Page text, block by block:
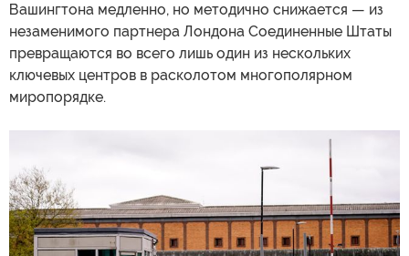
Вашингтона медленно, но методично снижается — из
незаменимого партнера Лондона Соединенные Штаты
превращаются во всего лишь один из нескольких
ключевых центров в расколотом многополярном
миропорядке.